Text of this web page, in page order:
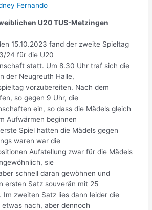
Fernando
U20 TUS-Metzingen
15.10.2023 fand der zweite Spieltag
24 für die U20
statt. Um 8.30 Uhr traf sich die
der Neugreuth Halle,
vorzubereiten. Nach dem
so gegen 9 Uhr, die
ein, so dass die Mädels gleich
Aufwärmen beginnen
Spiel hatten die Mädels gegen
waren war die
Aufstellung zwar für die Mädels
sie
schnell daran gewöhnen und
ersten Satz souverän mit 25
Im zweiten Satz lies dann leider die
etwas nach, aber dennoch